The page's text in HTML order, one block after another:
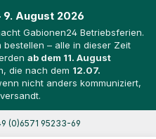
9. August 2026
Gabionen24 Betriebsferien.
– alle in dieser Zeit
ab dem 11. August
die nach dem 12.07.
nicht anders kommuniziert,
versandt.
(0)6571 95233-69